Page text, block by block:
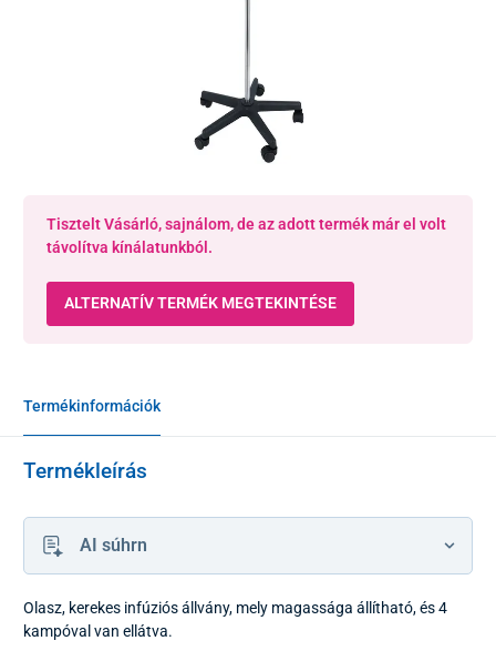
Tisztelt Vásárló, sajnálom, de az adott termék már el volt
távolítva kínálatunkból.
ALTERNATÍV TERMÉK MEGTEKINTÉSE
Termékinformációk
Termékleírás
AI súhrn
Olasz, kerekes infúziós állvány, mely magassága állítható, és 4
kampóval van ellátva.